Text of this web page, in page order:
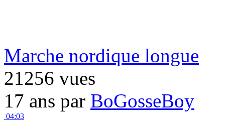
Marche nordique longue
21256 vues
17 ans par BoGosseBoy
04:03